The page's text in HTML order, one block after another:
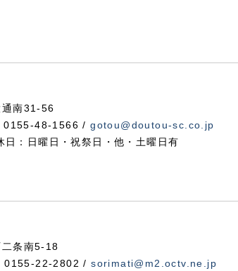
南31-56
0155-48-1566 /gotou@doutou-sc.co.jp
：日曜日・祝祭日・他・土曜日有
条南5-18
0155-22-2802 /sorimati@m2.octv.ne.jp